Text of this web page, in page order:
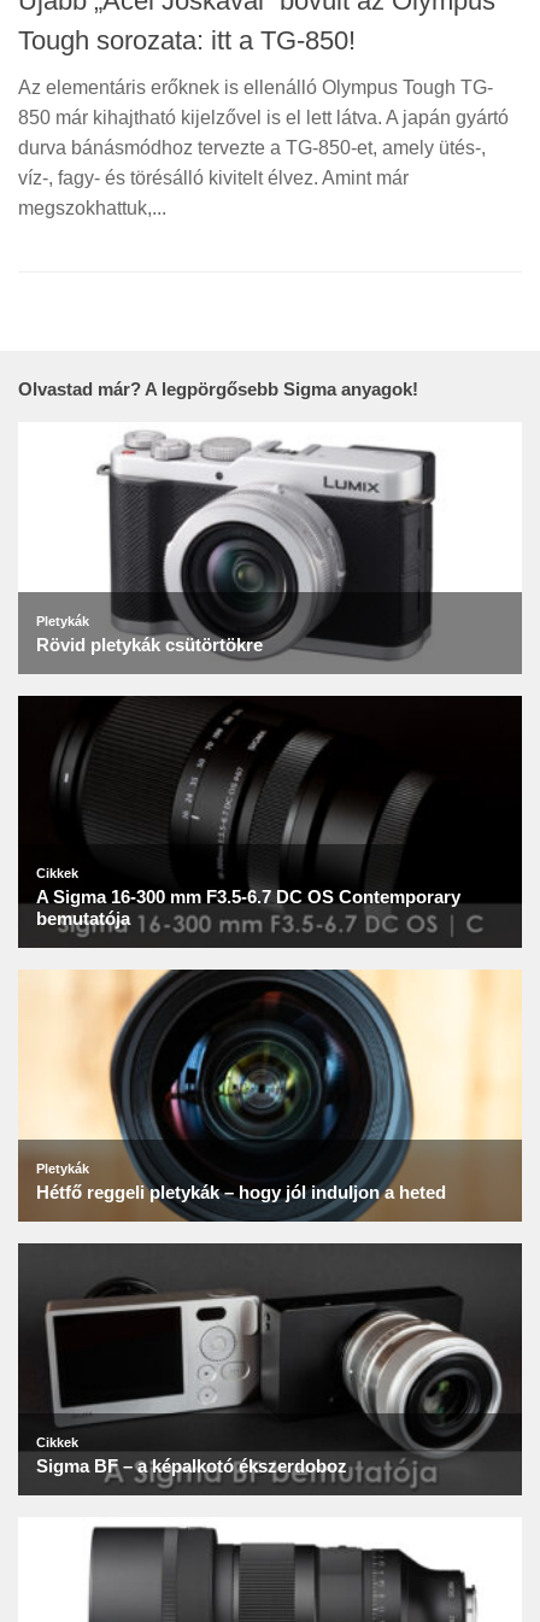
Tough sorozata: itt a TG-850!
Az elementáris erőknek is ellenálló Olympus Tough TG-
850 már kihajtható kijelzővel is el lett látva. A japán gyártó
durva bánásmódhoz tervezte a TG-850-et, amely ütés-,
víz-, fagy- és törésálló kivitelt élvez. Amint már
megszokhattuk,...
Olvastad már? A legpörgősebb Sigma anyagok!